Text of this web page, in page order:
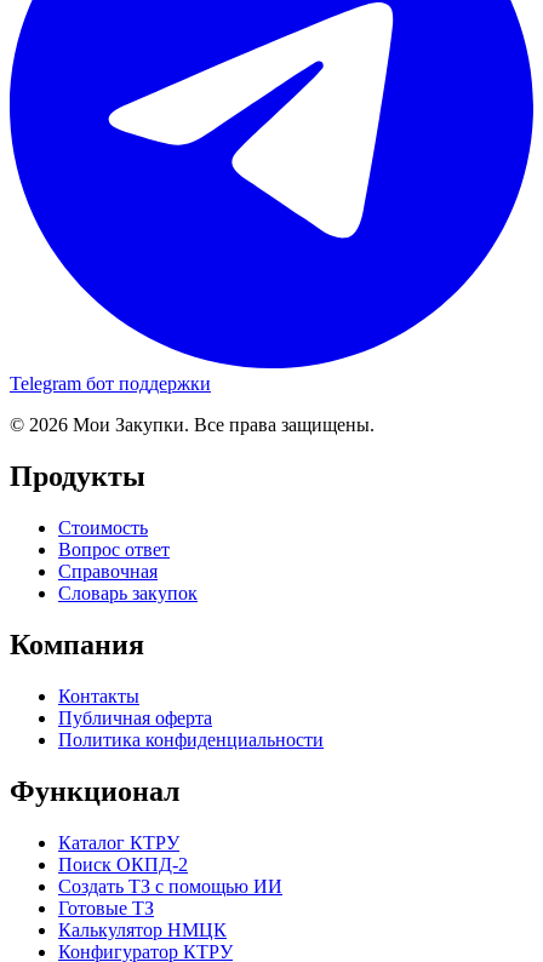
Telegram бот поддержки
© 2026 Мои Закупки. Все права защищены.
Продукты
Стоимость
Вопрос ответ
Справочная
Словарь закупок
Компания
Контакты
Публичная оферта
Политика конфиденциальности
Функционал
Каталог КТРУ
Поиск ОКПД-2
Создать ТЗ с помощью ИИ
Готовые ТЗ
Калькулятор НМЦК
Конфигуратор КТРУ